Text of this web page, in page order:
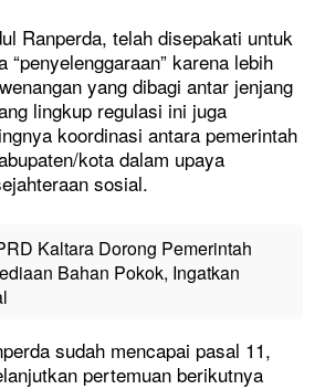
Ranperda, telah disepakati untuk
“penyelenggaraan” karena lebih
yang dibagi antar jenjang
lingkup regulasi ini juga
koordinasi antara pemerintah
kota dalam upaya
sosial.
Kaltara Dorong Pemerintah
Bahan Pokok, Ingatkan
sudah mencapai pasal 11,
pertemuan berikutnya